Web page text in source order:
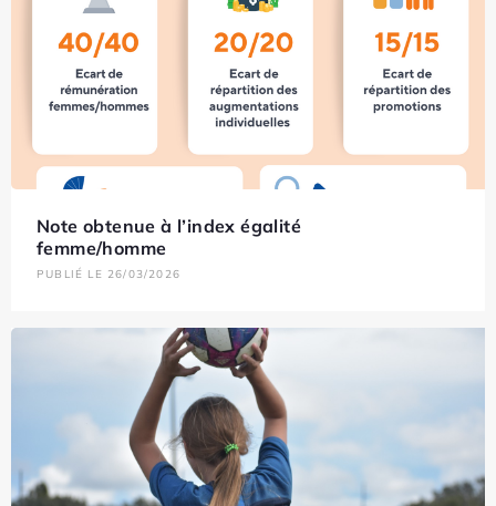
Note obtenue à l’index égalité
femme/homme
PUBLIÉ LE 26/03/2026